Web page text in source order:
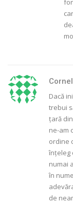
Cornel
Dacă
trebui
ţară
ne-am
ordine
înţeleg
numai
în
de